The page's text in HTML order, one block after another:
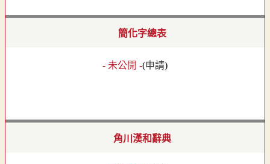
簡化字總表
- 未公開 -(申請)
角川漢和辭典